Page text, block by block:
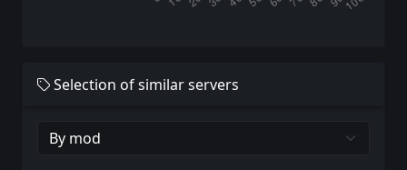
Selection of similar servers